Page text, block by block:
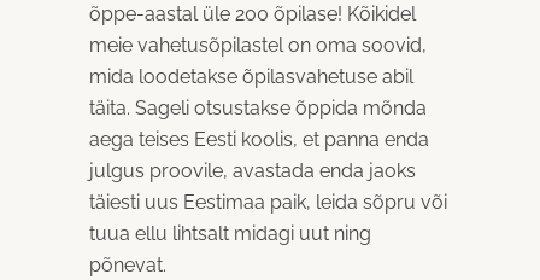
õppe-aastal üle 200 õpilase! Kõikidel
meie vahetusõpilastel on oma soovid,
mida loodetakse õpilasvahetuse abil
täita. Sageli otsustakse õppida mõnda
aega teises Eesti koolis, et panna enda
julgus proovile, avastada enda jaoks
täiesti uus Eestimaa paik, leida sõpru või
tuua ellu lihtsalt midagi uut ning
põnevat.